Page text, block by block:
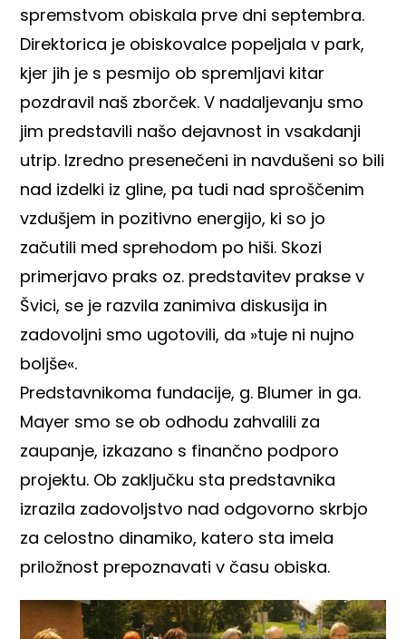
spremstvom obiskala prve dni septembra.
Direktorica je obiskovalce popeljala v park,
kjer jih je s pesmijo ob spremljavi kitar
pozdravil naš zborček. V nadaljevanju smo
jim predstavili našo dejavnost in vsakdanji
utrip. Izredno presenečeni in navdušeni so bili
nad izdelki iz gline, pa tudi nad sproščenim
vzdušjem in pozitivno energijo, ki so jo
začutili med sprehodom po hiši. Skozi
primerjavo praks oz. predstavitev prakse v
Švici, se je razvila zanimiva diskusija in
zadovoljni smo ugotovili, da »tuje ni nujno
boljše«.
Predstavnikoma fundacije, g. Blumer in ga.
Mayer smo se ob odhodu zahvalili za
zaupanje, izkazano s finančno podporo
projektu. Ob zaključku sta predstavnika
izrazila zadovoljstvo nad odgovorno skrbjo
za celostno dinamiko, katero sta imela
priložnost prepoznavati v času obiska.